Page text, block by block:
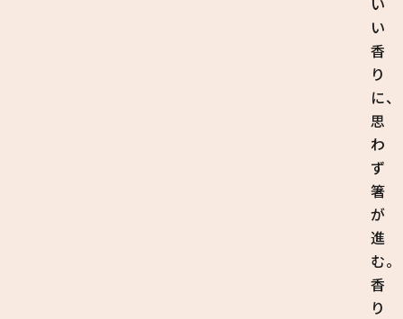
い
香
り
に、
思
わ
ず
箸
が
進
む。
香
り